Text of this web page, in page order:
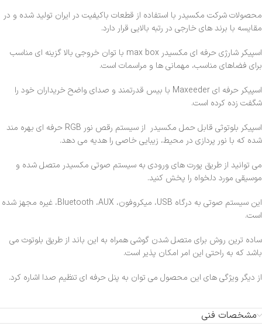
محصولات شرکت مکسیدر با استفاده از قطعات باکیفیت در ایران تولید شده و در
مقایسه با برند های خارجی در رتبه بالایی قرار دارد.
اسپیکر شارژی حرفه ای مکسیدر max box با توان خروجی بالا گزینه ای مناسب
برای فضاهای مناسب، مهمانی ها و مراسمات است.
اسپیکر حرفه ای Maxeeder با بیس قدرتمند و صدای واضح خریداران خود را
شگفت زده کرده است.
اسپیکر بلوتوثی قابل حمل مکسیدر از سیستم رقص نور RGB حرفه ای بهره مند
شده که با نور پردازی در محیط، زیبایی خاصی را هدیه می دهد.
می توانید از طریق پورت های ورودی به سیستم صوتی مکسیدر متصل شده و
موسیقی مورد دلخواه را پخش کنید.
این سیستم صوتی به درگاه USB، میکروفون، Bluetooth ،AUX، غیره مجهز شده
است.
ساده ترین روش برای متصل شدن گوشی همراه به این باند از طریق بلوتوث می
باشد که به راحتی این امر امکان پذیر است.
از دیگر ویژگی های این محصول می توان به پنل حرفه ای تنظیم صدا اشاره کرد.
مشخصات فنی